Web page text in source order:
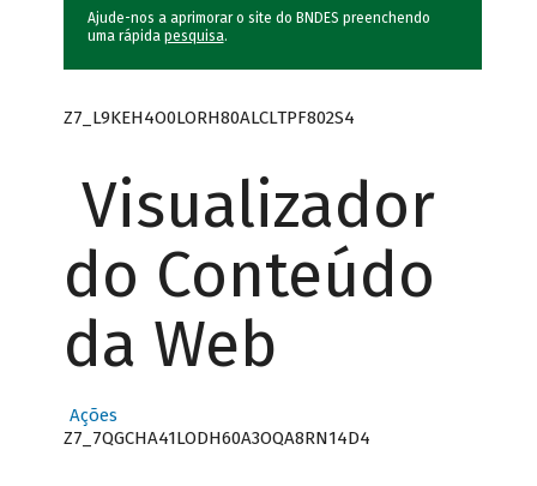
Ajude-nos a aprimorar o site do BNDES preenchendo
uma rápida pesquisa.
Z7_L9KEH4O0LORH80ALCLTPF802S4
Visualizador
do Conteúdo
da Web
Ações
Z7_7QGCHA41LODH60A3OQA8RN14D4